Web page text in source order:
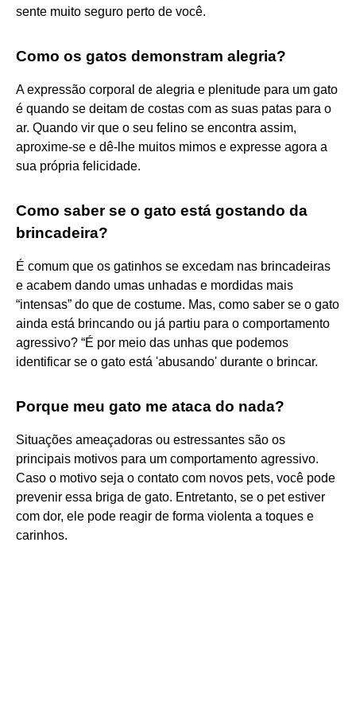
sente muito seguro perto de você.
Como os gatos demonstram alegria?
A expressão corporal de alegria e plenitude para um gato
é quando se deitam de costas com as suas patas para o
ar. Quando vir que o seu felino se encontra assim,
aproxime-se e dê-lhe muitos mimos e expresse agora a
sua própria felicidade.
Como saber se o gato está gostando da
brincadeira?
É comum que os gatinhos se excedam nas brincadeiras
e acabem dando umas unhadas e mordidas mais
“intensas” do que de costume. Mas, como saber se o gato
ainda está brincando ou já partiu para o comportamento
agressivo? “É por meio das unhas que podemos
identificar se o gato está 'abusando' durante o brincar.
Porque meu gato me ataca do nada?
Situações ameaçadoras ou estressantes são os
principais motivos para um comportamento agressivo.
Caso o motivo seja o contato com novos pets, você pode
prevenir essa briga de gato. Entretanto, se o pet estiver
com dor, ele pode reagir de forma violenta a toques e
carinhos.